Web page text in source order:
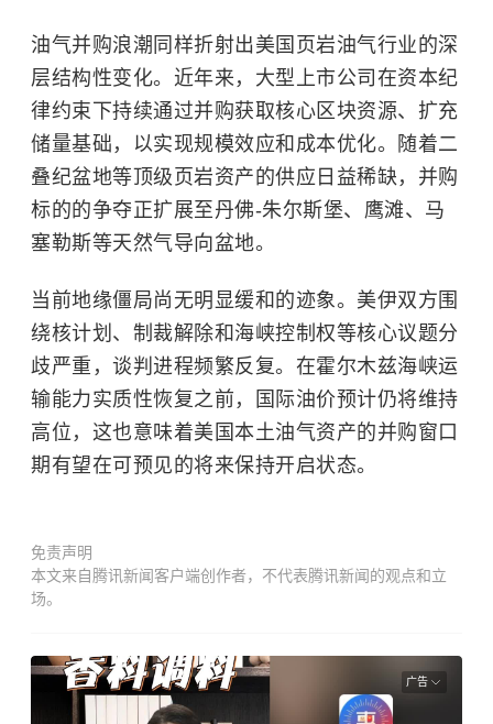
油气并购浪潮同样折射出美国页岩油气行业的深
层结构性变化。近年来，大型上市公司在资本纪
律约束下持续通过并购获取核心区块资源、扩充
储量基础，以实现规模效应和成本优化。随着二
叠纪盆地等顶级页岩资产的供应日益稀缺，并购
标的的争夺正扩展至丹佛-朱尔斯堡、鹰滩、马
塞勒斯等天然气导向盆地。
当前地缘僵局尚无明显缓和的迹象。美伊双方围
绕核计划、制裁解除和海峡控制权等核心议题分
歧严重，谈判进程频繁反复。在霍尔木兹海峡运
输能力实质性恢复之前，国际油价预计仍将维持
高位，这也意味着美国本土油气资产的并购窗口
期有望在可预见的将来保持开启状态。
免责声明
本文来自腾讯新闻客户端创作者，不代表腾讯新闻的观点和立
场。
广告